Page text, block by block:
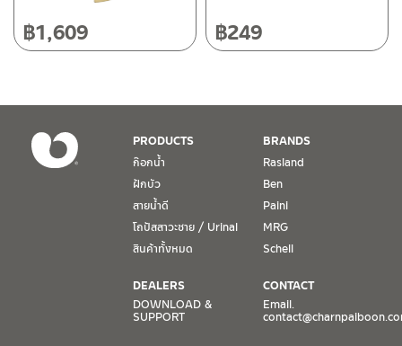
วันและเวลาทำการ
วันจันทร์ – วันศุกร์ เวลา 8:30-17:30 น.
วันเสาร์ เวลา 8:30-15:00 น.
1. การรับประกัน จะต้องมีหลักฐานการซื้อ หรือ ใบเสร็จ โดยทางบริษัทฯ
ขอตรวจสอบโดยนับวันซื้อขายเป็นสำคัญ ทางบริษัทฯ ไม่สามารถให้
เงื่อนไขการรับประกันสินค้าได้ หากไม่มีเอกสารดังกล่าว
2. การรับประกันสินค้า จะรับประกันฉพาะสินค้าที่อยู่ในสภาพการใช้งาน
ปกติ หากมีตำหนิ ชำรุด ร้าว ตกพื้น หรือสภาพภายนอกอยู่ในสภาพที่ใช้
3. การรับประกันสินค้า จะรับประกันเฉพาะชิ้นส่วนที่แจ้ง เช่น ก๊อกน้ำ จะ
รับประกันเฉพาะวาล์วก๊อกน้ำไม่รั่วซึม ดังนั้นการรับประกันจะเป็นการ
฿1,609 ฿249
PRODUCTS
ก๊อกน้ำ
ฝักบัว
สายน้ำดี
โถปัสสาวะชาย / Urinal
สินค้าทั้งหมด
BRANDS
Rasland
Ben
Paini
MRG
Schell
DEALERS
DOWNLOAD &
SUPPORT
CONTACT
Email.